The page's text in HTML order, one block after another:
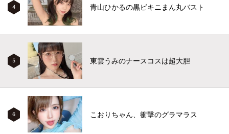
4 青山ひかるの黒ビキニまん丸バスト
5 東雲うみのナースコスは超大胆
6 こおりちゃん、衝撃のグラマラス